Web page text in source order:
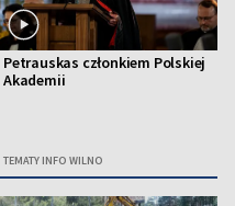
Petrauskas członkiem Polskiej
Akademii
TEMATY INFO WILNO